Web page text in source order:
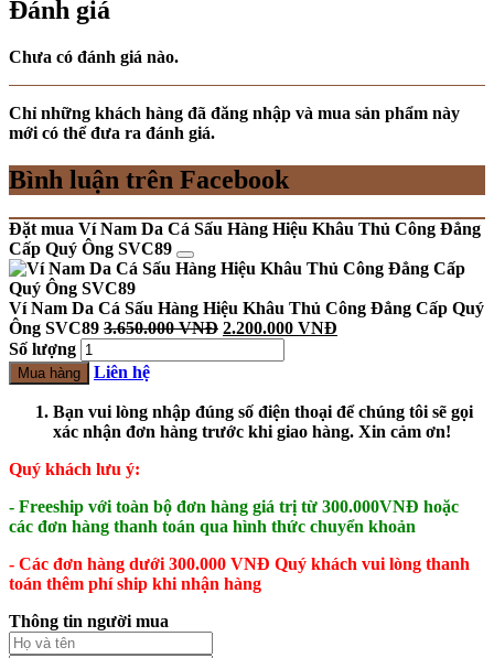
Đánh giá
Chưa có đánh giá nào.
Chỉ những khách hàng đã đăng nhập và mua sản phẩm này
mới có thể đưa ra đánh giá.
Bình luận trên Facebook
Đặt mua Ví Nam Da Cá Sấu Hàng Hiệu Khâu Thủ Công Đẳng
Cấp Quý Ông SVC89
Ví Nam Da Cá Sấu Hàng Hiệu Khâu Thủ Công Đẳng Cấp Quý
Ông SVC89 3.650.000VNĐ 2.200.000 VNĐ
Số lượng
Mua hàng Liên hệ
Bạn vui lòng nhập đúng số điện thoại để chúng tôi sẽ gọi
xác nhận đơn hàng trước khi giao hàng. Xin cảm ơn!
Quý khách lưu ý:
- Freeship với toàn bộ đơn hàng giá trị từ 300.000VNĐ hoặc
các đơn hàng thanh toán qua hình thức chuyển khoản
- Các đơn hàng dưới 300.000 VNĐ Quý khách vui lòng thanh
toán thêm phí ship khi nhận hàng
Thông tin người mua